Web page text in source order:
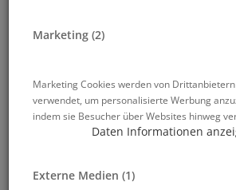
Wird diese Nachricht nicht richtig
bittehier.
Inhalte im Überblick:
Marketing (2)
Marketing Cookies werden von
verwendet, um personalisierte Werbung
indem sie Besucher über Websites hinweg
Daten Informationen
Externe Medien (1)